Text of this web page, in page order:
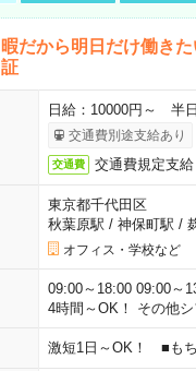
暇だから明日だけ働き
証
日給：10000円～ 半
交通費別途支給あり
交通費 交通費規定支給
東京都千代田区
秋葉原駅 / 神保町駅 /
オフィス・学校など
09:00～18:00 09:00～
4時間～OK！ その他
激短1日～OK！ ■も